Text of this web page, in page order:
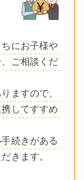
にお子様や
ご相談くだ
ますので、
してすすめ
続きがある
きます。